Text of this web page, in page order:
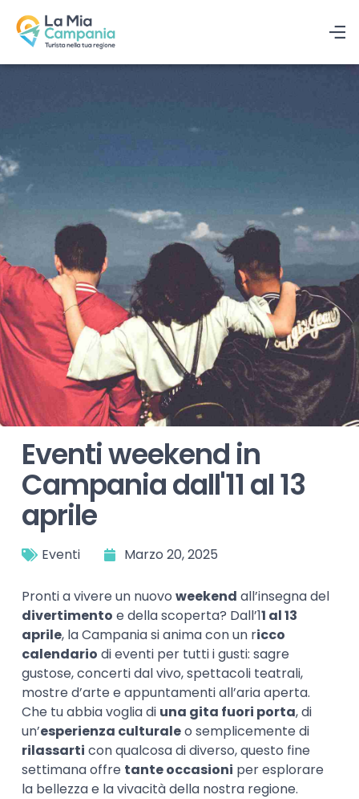
Eventi weekend in
Campania dall'11 al 13
aprile
Eventi Marzo 20, 2025
Pronti a vivere un nuovo weekend all’insegna del
divertimento e della scoperta? Dall’11 al 13
aprile, la Campania si anima con un ricco
calendario di eventi per tutti i gusti: sagre
gustose, concerti dal vivo, spettacoli teatrali,
mostre d’arte e appuntamenti all’aria aperta.
Che tu abbia voglia di una gita fuori porta, di
un’esperienza culturaleo semplicemente di
rilassarti con qualcosa di diverso, questo fine
settimana offre tante occasioni per esplorare
la bellezza e la vivacità della nostra regione.